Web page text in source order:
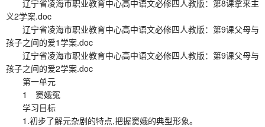
辽宁省凌海市职业教育中心高中语文必修四人教版：第8课拿来主
义2学案.doc
辽宁省凌海市职业教育中心高中语文必修四人教版：第9课父母与
孩子之间的爱1学案.doc
辽宁省凌海市职业教育中心高中语文必修四人教版：第9课父母与
孩子之间的爱2学案.doc
第一单元
1 窦娥冤
学习目标
1.初步了解元杂剧的特点,把握窦娥的典型形象。